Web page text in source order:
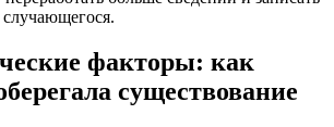
факторы: как
существование